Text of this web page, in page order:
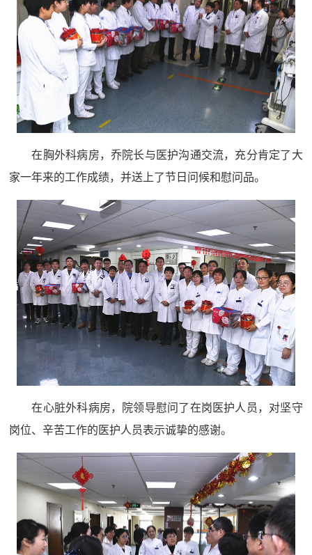
在胸外科病房，乔院长与医护沟通交流，充分肯定了大
家一年来的工作成绩，并送上了节日问候和慰问品。
在心脏外科病房，院领导慰问了在岗医护人员，对坚守
岗位、辛苦工作的医护人员表示诚挚的感谢。